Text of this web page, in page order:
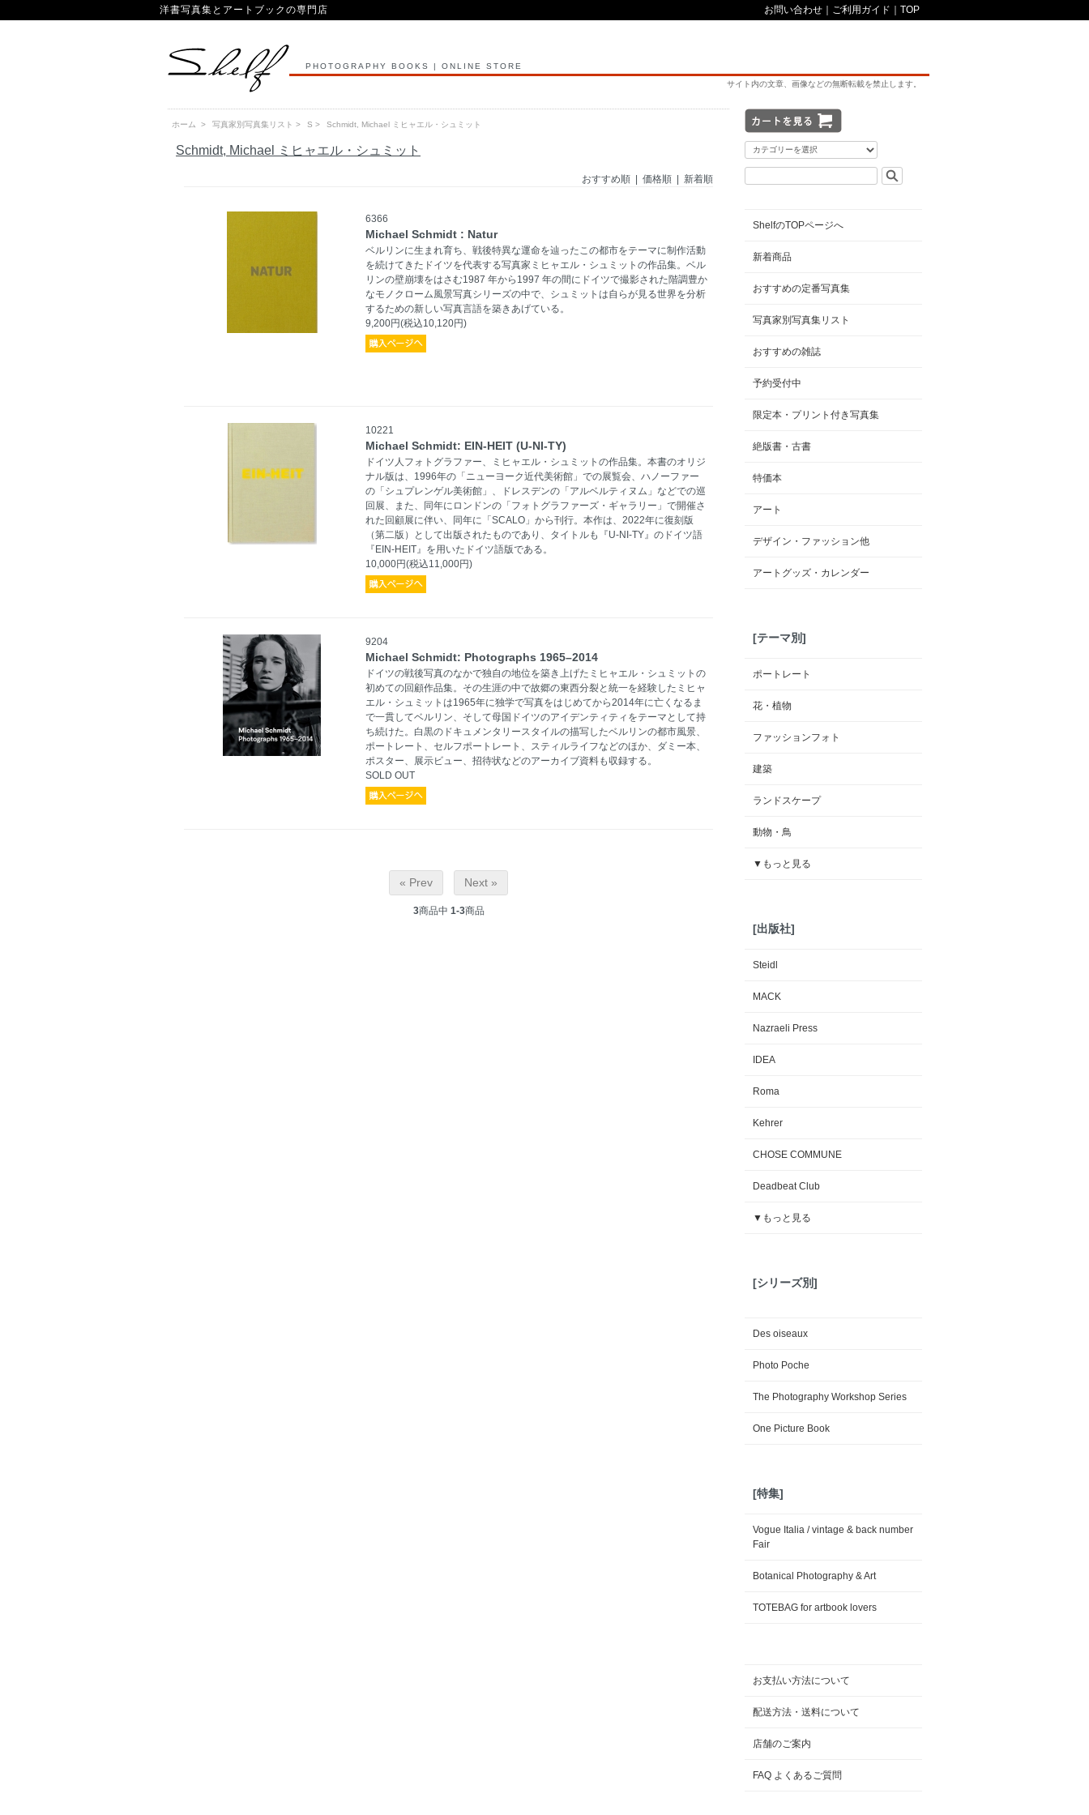
洋書写真集とアートブックの専門店 お問い合わせ ご利用ガイド TOP
PHOTOGRAPHY BOOKS | ONLINE STORE
サイト内の文章、画像などの無断転載を禁止します。
ホーム > 写真家別写真集リスト > S > Schmidt, Michael ミヒャエル・シュミット
Schmidt, Michael ミヒャエル・シュミット
おすすめ順 | 価格順 | 新着順
6366
Michael Schmidt : Natur
ベルリンに生まれ育ち、戦後特異な運命を辿ったこの都市をテーマに制作活動
を続けてきたドイツを代表する写真家ミヒャエル・シュミットの作品集。ベル
リンの壁崩壊をはさむ1987 年から1997 年の間にドイツで撮影された階調豊か
なモノクローム風景写真シリーズの中で、シュミットは自らが見る世界を分析
するための新しい写真言語を築きあげている。
9,200円(税込10,120円)
10221
Michael Schmidt: EIN-HEIT (U-NI-TY)
ドイツ人フォトグラファー、ミヒャエル・シュミットの作品集。本書のオリジ
ナル版は、1996年の「ニューヨーク近代美術館」での展覧会、ハノーファー
の「シュプレンゲル美術館」、ドレスデンの「アルベルティヌム」などでの巡
回展、また、同年にロンドンの「フォトグラファーズ・ギャラリー」で開催さ
れた回顧展に伴い、同年に「SCALO」から刊行。本作は、2022年に復刻版
（第二版）として出版されたものであり、タイトルも『U-NI-TY』のドイツ語
『EIN-HEIT』を用いたドイツ語版である。
10,000円(税込11,000円)
9204
Michael Schmidt: Photographs 1965–2014
ドイツの戦後写真のなかで独自の地位を築き上げたミヒャエル・シュミットの
初めての回顧作品集。その生涯の中で故郷の東西分裂と統一を経験したミヒャ
エル・シュミットは1965年に独学で写真をはじめてから2014年に亡くなるま
で一貫してベルリン、そして母国ドイツのアイデンティティをテーマとして持
ち続けた。白黒のドキュメンタリースタイルの描写したベルリンの都市風景、
ポートレート、セルフポートレート、スティルライフなどのほか、ダミー本、
ポスター、展示ビュー、招待状などのアーカイブ資料も収録する。
SOLD OUT
« Prev Next »
3商品中 1-3商品
ShelfのTOPページへ
新着商品
おすすめの定番写真集
写真家別写真集リスト
おすすめの雑誌
予約受付中
限定本・プリント付き写真集
絶版書・古書
特価本
アート
デザイン・ファッション他
アートグッズ・カレンダー
[テーマ別]
ポートレート
花・植物
ファッションフォト
建築
ランドスケープ
動物・鳥
▼もっと見る
[出版社]
Steidl
MACK
Nazraeli Press
IDEA
Roma
Kehrer
CHOSE COMMUNE
Deadbeat Club
▼もっと見る
[シリーズ別]
Des oiseaux
Photo Poche
The Photography Workshop Series
One Picture Book
[特集]
Vogue Italia / vintage & back number
Fair
Botanical Photography & Art
TOTEBAG for artbook lovers
お支払い方法について
配送方法・送料について
店舗のご案内
FAQ よくあるご質問